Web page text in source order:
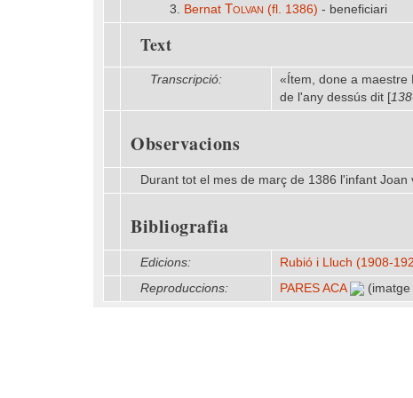
3. Bernat Tolvan (fl. 1386) - beneficiari
Text
Transcripció:
«Ítem, done a maestre
de l'any dessús dit [
Observacions
Durant tot el mes de març de 1386 l'infant
Bibliografia
Edicions: Rubió i Lluch (1908-
Reproduccions:
PARES ACA (imatge